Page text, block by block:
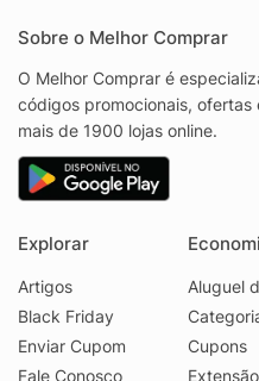
Sobre o Melhor Comprar
O Melhor Comprar é
códigos promocionais,
mais de 1900 lojas online.
Explorar
Artigos
Black Friday
Enviar Cupom
Fale Conosco
Aluguel
Cupons
Extensão